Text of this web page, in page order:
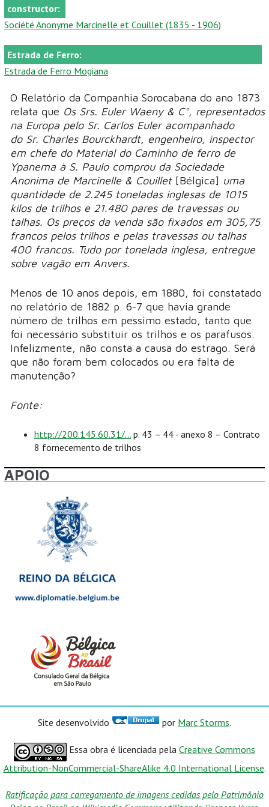
constructor:
Société Anonyme Marcinelle et Couillet (1835 - 1906)
Estrada de Ferro:
Estrada de Ferro Mogiana
O Relatório da Companhia Sorocabana do ano 1873
relata que Os Srs. Euler Waeny & C°, representados
na Europa pelo Sr. Carlos Euler acompanhado
do Sr. Charles Bourckhardt, engenheiro, inspector
em chefe do Material do Caminho de ferro de
Ypanema à S. Paulo comprou da Sociedade
Anonima de Marcinelle & Couillet [Bélgica] uma
quantidade de 2.245 toneladas inglesas de 1015
kilos de trilhos e 21.480 pares de travessas ou
talhas. Os preços da venda são fixados em 305,75
francos pelos trilhos e pelas travessas ou talhas
400 francos. Tudo por tonelada inglesa, entregue
sobre vagão em Anvers.
Menos de 10 anos depois, em 1880, foi constatado
no relatório de 1882 p. 6-7 que havia grande
número de trilhos em pessimo estado, tanto que
foi necessário substituir os trilhos e os parafusos.
Infelizmente, não consta a causa do estrago. Será
que não foram bem colocados ou era falta de
manutenção?
Fonte:
http://200.145.60.31/... p. 43 – 44 - anexo 8 – Contrato
8 fornecemento de trilhos
APOIO
Site desenvolvido por Marc Storms.
Essa obra é licenciada pela Creative Commons
Attribution-NonCommercial-ShareAlike 4.0 International License.
Ratificação para carregamento de imagens cedidas pelo Patrimônio